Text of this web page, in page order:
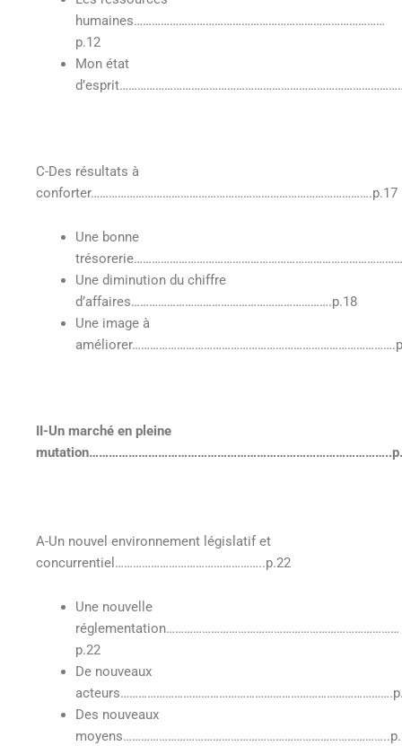
humaines…………………………………………………………………………
p.12
Mon état
C-Des résultats à
conforter………………………………………………………………………………….p.17
Une bonne
Une diminution du chiffre
d’affaires………………………………………………………….p.18
Une image à
II-Un marché en pleine
A-Un nouvel environnement législatif et
concurrentiel…………………………………………..p.22
Une nouvelle
réglementation……………………………………………………………………
p.22
De nouveaux
Des nouveaux